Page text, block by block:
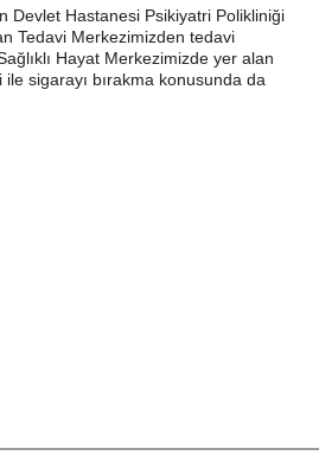
Hastanesi Psikiyatri Polikliniği
Tedavi Merkezimizden tedavi
Hayat Merkezimizde yer alan
ile sigarayı bırakma konusunda da